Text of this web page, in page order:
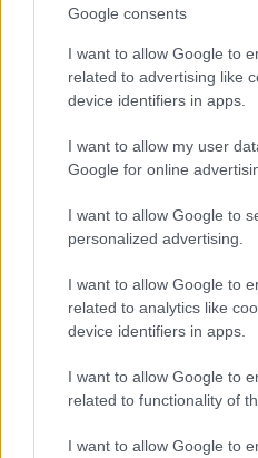
Google consents
I want to allow Google to
related to advertising like
device identifiers in apps.
I want to allow my user
Google for online
I want to allow Google to
personalized advertising.
I want to allow Google to
related to analytics like
device identifiers in apps.
I want to allow Google to
related to functionality of
I want to allow Google to
vaše hormone i smanjiti
odaberite vrstu vježbe
testosterona, kao što je
treninge visokog
5. Razmotrite
Akupunktura je odličan
ublažavanje stresa, a
osvježeno, može pomoći
rasta dlačica. Istraživanja
akupunktura može
6. Pijte dovoljno vode.